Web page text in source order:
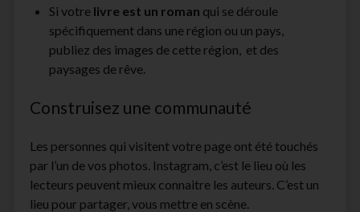
Si votre livre est un roman qui se déroule
spécifiquement dans une région ou un pays,
publiez des images de cette région, et des
paysages de rêve.
Construisez une communauté
Les personnes qui visitent votre page ont été touchés
par l’un de vos photos. Instagram, c’est le lieu où les
lecteurs peuvent mieux connaitre les auteurs. C’est un
lieu pour partager, vous mettre en scène.